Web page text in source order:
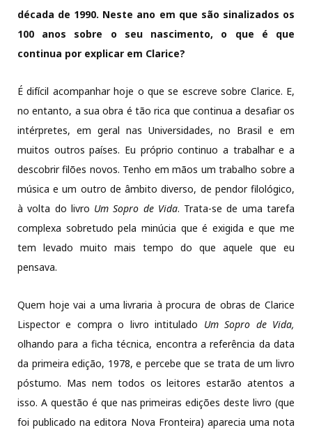
década de 1990. Neste ano em que são sinalizados os
100 anos sobre o seu nascimento, o que é que
continua por explicar em Clarice?
É difícil acompanhar hoje o que se escreve sobre Clarice. E,
no entanto, a sua obra é tão rica que continua a desafiar os
intérpretes, em geral nas Universidades, no Brasil e em
muitos outros países. Eu próprio continuo a trabalhar e a
descobrir filões novos. Tenho em mãos um trabalho sobre a
música e um outro de âmbito diverso, de pendor filológico,
à volta do livro Um Sopro de Vida. Trata-se de uma tarefa
complexa sobretudo pela minúcia que é exigida e que me
tem levado muito mais tempo do que aquele que eu
pensava.
Quem hoje vai a uma livraria à procura de obras de Clarice
Lispector e compra o livro intitulado Um Sopro de Vida,
olhando para a ficha técnica, encontra a referência da data
da primeira edição, 1978, e percebe que se trata de um livro
póstumo. Mas nem todos os leitores estarão atentos a
isso. A questão é que nas primeiras edições deste livro (que
foi publicado na editora Nova Fronteira) aparecia uma nota